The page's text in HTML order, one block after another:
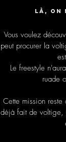
Là, on
Vous voulez
peut procurer la
Le freestyle
ruade
Cette mission
déjà fait de voltige,